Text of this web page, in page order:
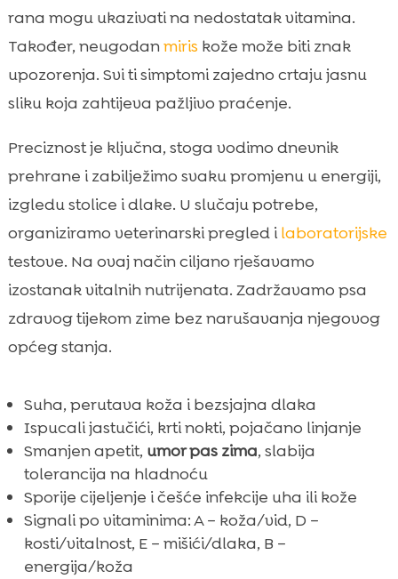
rana mogu ukazivati na nedostatak vitamina.
Također, neugodanmiris kože može biti znak
upozorenja. Svi ti simptomi zajedno crtaju jasnu
sliku koja zahtijeva pažljivo praćenje.
Preciznost je ključna, stoga vodimo dnevnik
prehrane i zabilježimo svaku promjenu u energiji,
izgledu stolice i dlake. U slučaju potrebe,
organiziramo veterinarski pregled ilaboratorijske
testove. Na ovaj način ciljano rješavamo
izostanak vitalnih nutrijenata. Zadržavamo psa
zdravog tijekom zime bez narušavanja njegovog
općeg stanja.
Suha, perutava koža i bezsjajna dlaka
Ispucali jastučići, krti nokti, pojačano linjanje
Smanjen apetit, umor pas zima, slabija
tolerancija na hladnoću
Sporije cijeljenje i češće infekcije uha ili kože
Signali po vitaminima: A – koža/vid, D –
kosti/vitalnost, E – mišići/dlaka, B –
energija/koža